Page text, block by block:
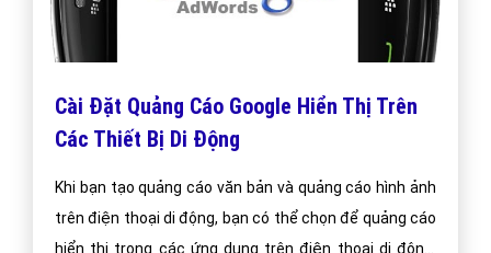
Cài Đặt Quảng Cáo Google Hiển Thị Trên
Các Thiết Bị Di Động
Khi bạn tạo quảng cáo văn bản và quảng cáo hình ảnh
trên điện thoại di động, bạn có thể chọn để quảng cáo
hiển thị trong các ứng dụng trên điện thoại di động,